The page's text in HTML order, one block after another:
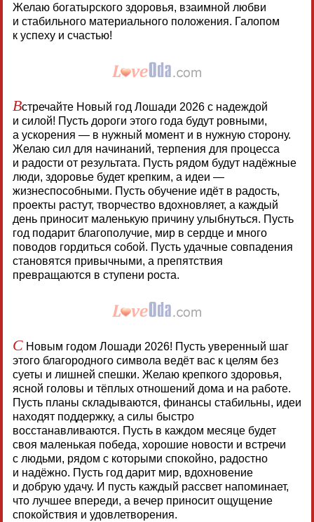
Желаю богатырского здоровья, взаимной любви
и стабильного материального положения. Галопом
к успеху и счастью!
Встречайте Новый год Лошади 2026 с надеждой
и силой! Пусть дороги этого года будут ровными,
а ускорения — в нужный момент и в нужную сторону.
Желаю сил для начинаний, терпения для процесса
и радости от результата. Пусть рядом будут надёжные
люди, здоровье будет крепким, а идеи —
жизнеспособными. Пусть обучение идёт в радость,
проекты растут, творчество вдохновляет, а каждый
день приносит маленькую причину улыбнуться. Пусть
год подарит благополучие, мир в сердце и много
поводов гордиться собой. Пусть удачные совпадения
становятся привычными, а препятствия
превращаются в ступени роста.
СНовым годом Лошади 2026! Пусть уверенный шаг
этого благородного символа ведёт вас к целям без
суеты и лишней спешки. Желаю крепкого здоровья,
ясной головы и тёплых отношений дома и на работе.
Пусть планы складываются, финансы стабильны, идеи
находят поддержку, а силы быстро
восстанавливаются. Пусть в каждом месяце будет
своя маленькая победа, хорошие новости и встречи
с людьми, рядом с которыми спокойно, радостно
и надёжно. Пусть год дарит мир, вдохновение
и добрую удачу. И пусть каждый рассвет напоминает,
что лучшее впереди, а вечер приносит ощущение
спокойствия и удовлетворения.